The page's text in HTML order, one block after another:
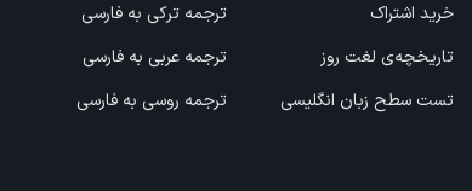
خرید اشتراک
تاریخچه‌ی لغت روز
تست سطح زبان انگلیسی
ترجمه ترکی به فارسی
ترجمه عربی به فارسی
ترجمه روسی به فارسی